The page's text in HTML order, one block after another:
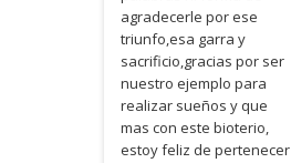
agradecerle por ese
triunfo,esa garra y
sacrificio,gracias por ser
nuestro ejemplo para
realizar sueños y que
mas con este bioterio,
estoy feliz de pertenecer